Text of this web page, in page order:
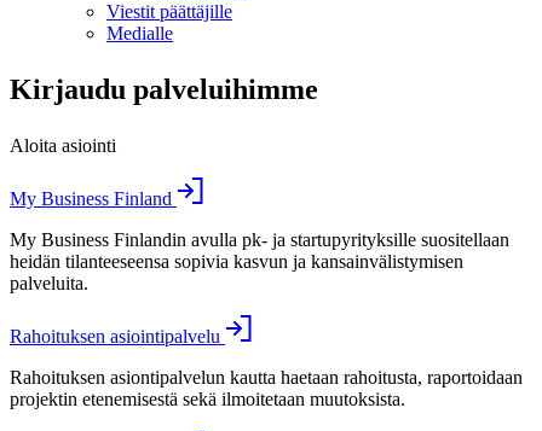
Viestit päättäjille
Medialle
Kirjaudu palveluihimme
Aloita asiointi
My Business Finland
My Business Finlandin avulla pk- ja startupyrityksille suositellaan
heidän tilanteeseensa sopivia kasvun ja kansainvälistymisen
palveluita.
Rahoituksen asiointipalvelu
Rahoituksen asiontipalvelun kautta haetaan rahoitusta, raportoidaan
projektin etenemisestä sekä ilmoitetaan muutoksista.